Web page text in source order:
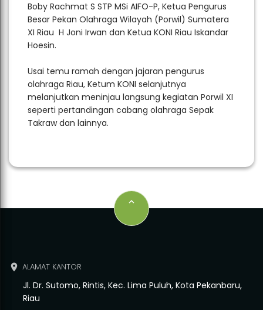
Boby Rachmat S STP MSi AIFO-P, Ketua Pengurus
Besar Pekan Olahraga Wilayah (Porwil) Sumatera
XI Riau H Joni Irwan dan Ketua KONI Riau Iskandar
Hoesin.
Usai temu ramah dengan jajaran pengurus
olahraga Riau, Ketum KONI selanjutnya
melanjutkan meninjau langsung kegiatan Porwil XI
seperti pertandingan cabang olahraga Sepak
Takraw dan lainnya.
keyboard_arrow_up
place ALAMAT KANTOR
Jl. Dr. Sutomo, Rintis, Kec. Lima Puluh, Kota Pekanbaru,
Riau